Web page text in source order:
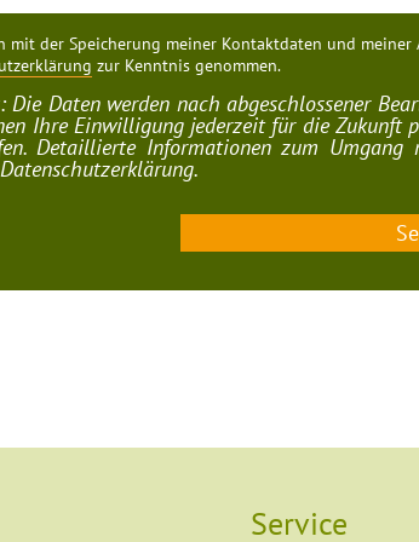
zur Kenntnis genommen.
Die Daten werden nach abgeschlossener
Ihre Einwilligung jederzeit für die Zukunft
Detaillierte Informationen zum
Service